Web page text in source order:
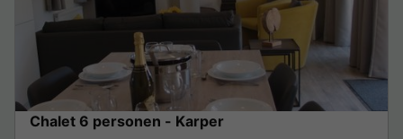
Chalet 6 personen - Karper